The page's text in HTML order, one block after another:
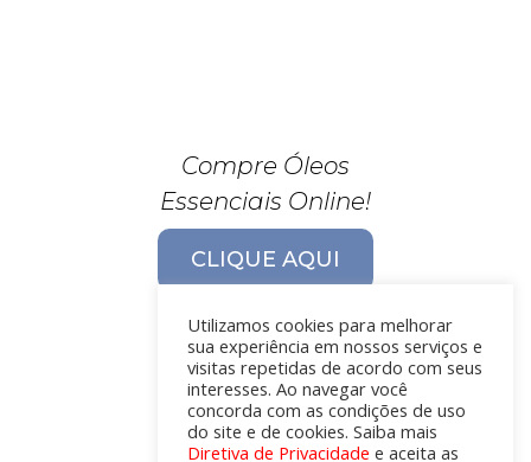
Compre Óleos
Essenciais Online!
CLIQUE AQUI
Utilizamos cookies para melhorar
sua experiência em nossos serviços e
visitas repetidas de acordo com seus
interesses. Ao navegar você
concorda com as condições de uso
do site e de cookies. Saiba mais
Diretiva de Privacidade e aceita as